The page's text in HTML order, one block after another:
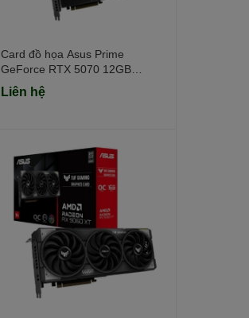
Card đồ họa Asus Prime
GeForce RTX 5070 12GB
GDDR7 OC Edition (GDDR7/
192 bit)
Liên hệ